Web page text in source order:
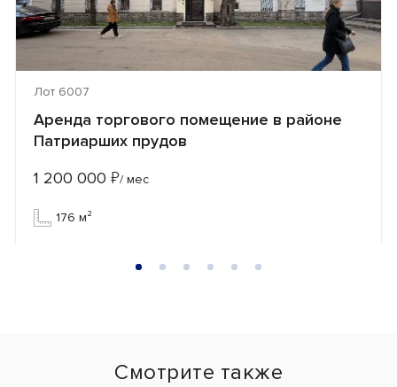
Лот 6007
Аренда торгового помещение в районе
Патриарших прудов
1 200 000 ₽/ мес
176 м²
Смотрите также